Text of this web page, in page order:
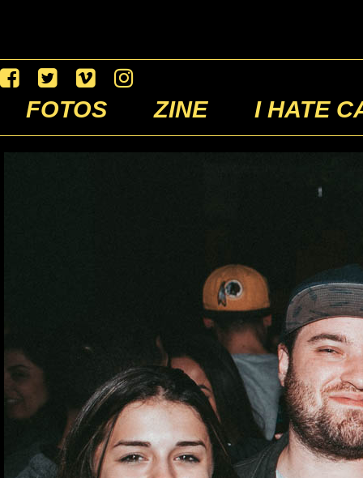
FOTOS ZINE I HATE